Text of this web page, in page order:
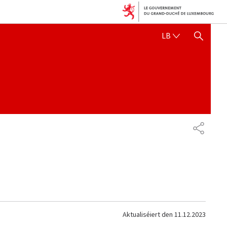
LB SHOW HIDE SEARCH
Aktualiséiert den 11.12.2023